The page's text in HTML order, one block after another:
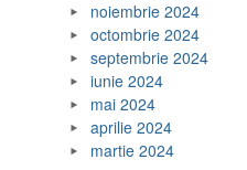
noiembrie 2024
octombrie 2024
septembrie 2024
iunie 2024
mai 2024
aprilie 2024
martie 2024